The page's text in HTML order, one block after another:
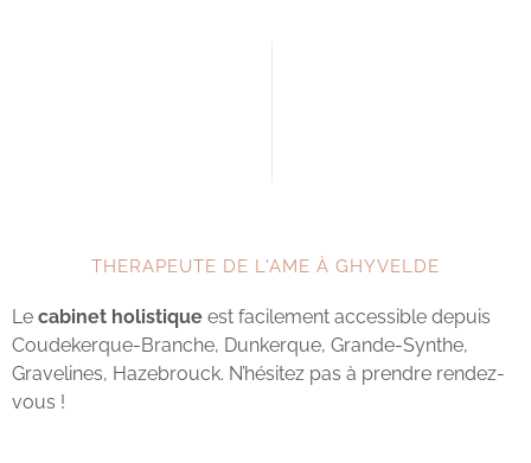
THERAPEUTE DE L'AME À GHYVELDE
Le cabinet holistique est facilement accessible depuis
Coudekerque-Branche, Dunkerque, Grande-Synthe,
Gravelines, Hazebrouck. N’hésitez pas à prendre rendez-
vous !